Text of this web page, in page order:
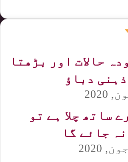
حالات اور بڑھتا
ذہنی دباؤ
ساتھ چلا ہے تو
جائے گا